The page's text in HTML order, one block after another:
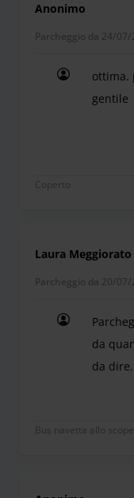
Anonimo
Parcheggio da 24/
ottima.
gentile
Coperto
Laura Meggiorato
Parcheggio da 20/
da
da
Bus navetta allo